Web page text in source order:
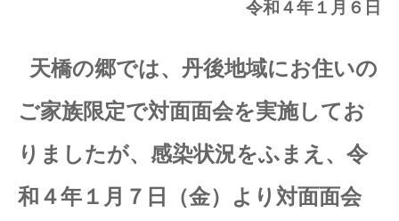
令和４年１月６日
天橋の郷では、丹後地域にお住いの
ご家族限定で対面面会を実施してお
りましたが、感染状況をふまえ、令
和４年１月７日（金）より対面面会